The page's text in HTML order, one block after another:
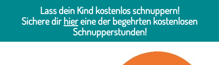
Lass dein Kind kostenlos schnuppern!
Sichere dirhiereine der begehrten kostenlosen
Schnupperstunden!